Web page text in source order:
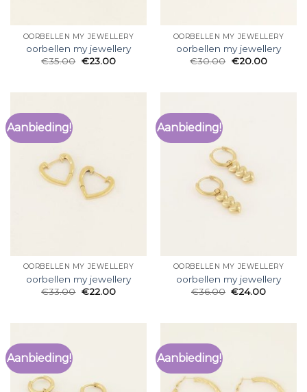
OORBELLEN MY JEWELLERY
oorbellen my jewellery
€35.00 €23.00
OORBELLEN MY JEWELLERY
oorbellen my jewellery
€30.00 €20.00
Aanbieding!
OORBELLEN MY JEWELLERY
oorbellen my jewellery
€33.00 €22.00
Aanbieding!
OORBELLEN MY JEWELLERY
oorbellen my jewellery
€36.00 €24.00
Aanbieding! Aanbieding!